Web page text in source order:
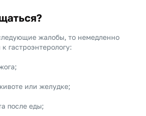
жалобы, то немедленно
гастроэнтерологу:
или желудке;
после еды;